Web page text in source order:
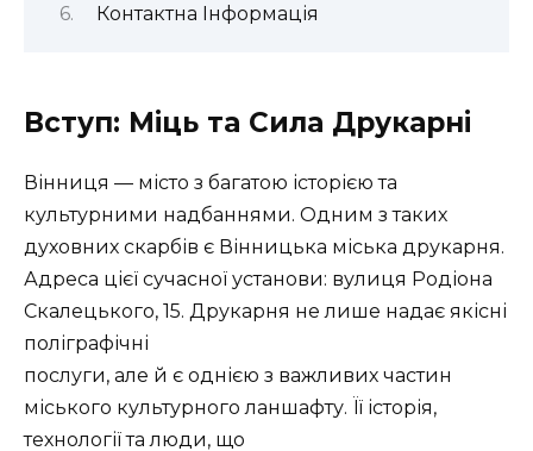
Контактна Інформація
Вступ: Міць та Сила Друкарні
Вінниця — місто з багатою історією та
культурними надбаннями. Одним з таких
духовних скарбів є Вінницька міська друкарня.
Адреса цієї сучасної установи: вулиця Родіона
Скалецького, 15. Друкарня не лише надає якісні
поліграфічні
послуги, але й є однією з важливих частин
міського культурного ланшафту. Її історія,
технології та люди, що